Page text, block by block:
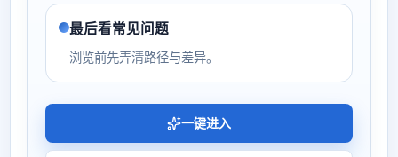
最后看常见问题
浏览前先弄清路径与差异。
一键进入